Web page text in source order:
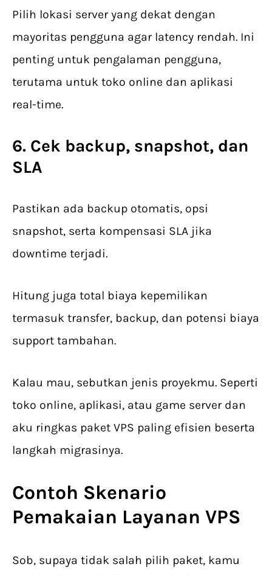
Pilih lokasi server yang dekat dengan
mayoritas pengguna agar latency rendah. Ini
penting untuk pengalaman pengguna,
terutama untuk toko online dan aplikasi
real-time.
6. Cek backup, snapshot, dan
SLA
Pastikan ada backup otomatis, opsi
snapshot, serta kompensasi SLA jika
downtime terjadi.
Hitung juga total biaya kepemilikan
termasuk transfer, backup, dan potensi biaya
support tambahan.
Kalau mau, sebutkan jenis proyekmu. Seperti
toko online, aplikasi, atau game server dan
aku ringkas paket VPS paling efisien beserta
langkah migrasinya.
Contoh Skenario
Pemakaian Layanan VPS
Sob, supaya tidak salah pilih paket, kamu